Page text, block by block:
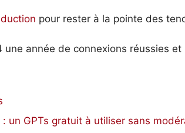
pour rester à la pointe des
année de connexions réussies et
un GPTs gratuit à utiliser sans